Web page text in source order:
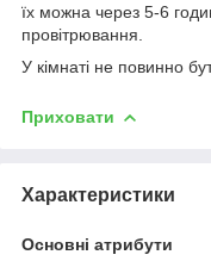
їх можна через 5-6
провітрювання.
У кімнаті не повинно
Приховати
Характеристики
Основні атрибути